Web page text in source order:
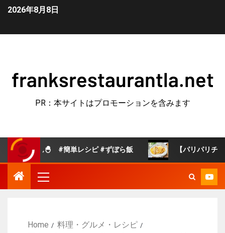
2026年8月8日
franksrestaurantla.net
PR：本サイトはプロモーションを含みます
🐣 #簡単レシピ #ずぼら飯 【パリパリチーズえのき】
Home
料理・グルメ・レシピ